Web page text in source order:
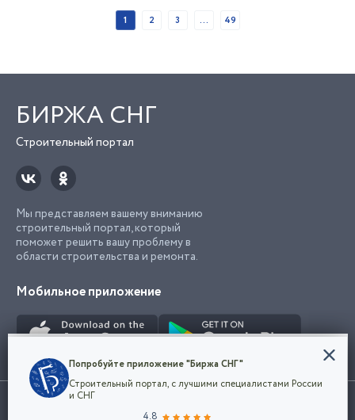
1 2 3 ... 49
БИРЖА СНГ
Строительный портал
Мы представляем вашему вниманию
строительный портал, который
поможет решить вашу проблему в
области строительства и ремонта.
Мобильное приложение
Использование сайта, в том числе подача объявлений, означает
Конфиденциальность
Мы используем файлы cookie, чтобы сделать
наш сайт удобным для каждого
Попробуйте приложение "Биржа СНГ"
Строительный портал, с лучшими специалистами России
и СНГ
4.8